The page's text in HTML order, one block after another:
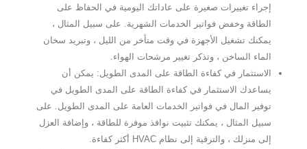
إجراء تغييرات صغيرة على عاداتك اليومية في الحفاظ على
الطاقة وخفض فواتير الخدمات الشهرية. على سبيل المثال ،
يمكنك تشغيل الأجهزة في وقت متأخر من الليل ، وتبريد سخان
الماء الساخن ، وتذكر تغيير مرشحات الهواء.
الاستثمار في كفاءة الطاقة على المدى الطويل: يمكن أن
يساعدك الاستثمار في كفاءة الطاقة على المدى الطويل في
توفير المال في فواتير الخدمات العامة على المدى الطويل. على
سبيل المثال ، يمكنك تثبيت نوافذ موفرة للطاقة ، وإضافة العزل
إلى منزلك ، والترقية إلى نظام HVAC أكثر كفاءة.